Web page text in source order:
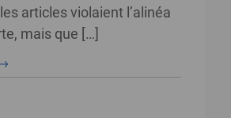
articles violaient l’alinéa
mais que […]